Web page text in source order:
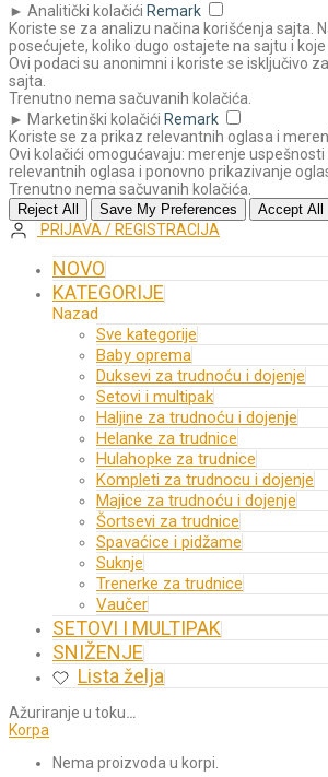
► Analitički kolačići Remark
Koriste se za analizu načina korišćenja sajta.
posećujete, koliko dugo ostajete na sajtu i
Ovi podaci su anonimni i koriste se isključivo
sajta.
Trenutno nema sačuvanih kolačića.
► Marketinški kolačići Remark
Koriste se za prikaz relevantnih oglasa i
Ovi kolačići omogućavaju: merenje
relevantnih oglasa i ponovno prikazivanje
Trenutno nema sačuvanih kolačića.
Reject All Save My Preferences Accept All
PRIJAVA / REGISTRACIJA
NOVO
KATEGORIJE
Nazad
Sve kategorije
Baby oprema
Duksevi za trudnoću i dojenje
Setovi i multipak
Haljine za trudnoću i dojenje
Helanke za trudnice
Hulahopke za trudnice
Kompleti za trudnocu i dojenje
Majice za trudnoću i dojenje
Šortsevi za trudnice
Spavaćice i pidžame
Suknje
Trenerke za trudnice
Vaučer
SETOVI I MULTIPAK
SNIŽENJE
Lista želja
Ažuriranje u toku…
Korpa
Nema proizvoda u korpi.